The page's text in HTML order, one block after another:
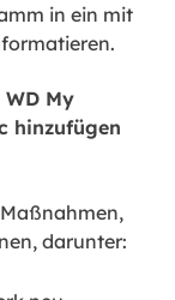
in ein mit
My
hinzufügen
darunter: